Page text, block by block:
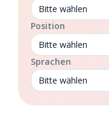
Bitte wählen
Position
Bitte wählen
Sprachen
Bitte wählen